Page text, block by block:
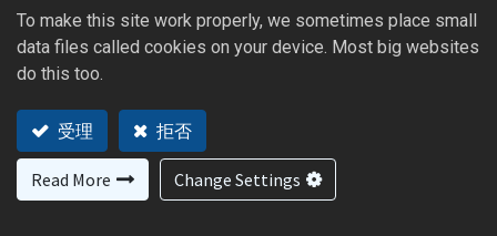
砂型鋳造の概要
砂型鋳造は、砂で型を作り、溶融金属を所望の形状
に成形するために使用される、最も古く適応性の高
い金属鋳造方法の一つです。
To make this site work properly, we sometimes place small
data files called cookies on your device. Most big websites
do this too.
受理 拒否
Read More Change Settings